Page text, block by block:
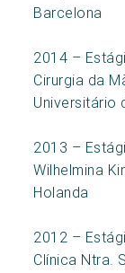
Barcelona
2014 –
Cirurgia da
Universitário
2013 –
Wilhelmina
Holanda
2012 –
Clínica Ntra.